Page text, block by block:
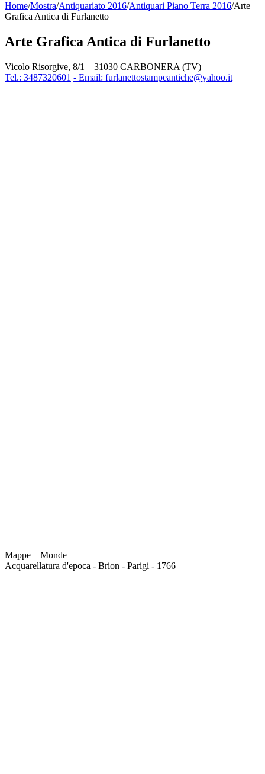
Home/Mostra/Antiquariato 2016/Antiquari Piano Terra 2016/Arte
Grafica Antica di Furlanetto
Arte Grafica Antica di Furlanetto
Vicolo Risorgive, 8/1 – 31030 CARBONERA (TV)
Tel.: 3487320601 - Email: furlanettostampeantiche@yahoo.it
Mappe – Monde
Acquarellatura d'epoca - Brion - Parigi - 1766